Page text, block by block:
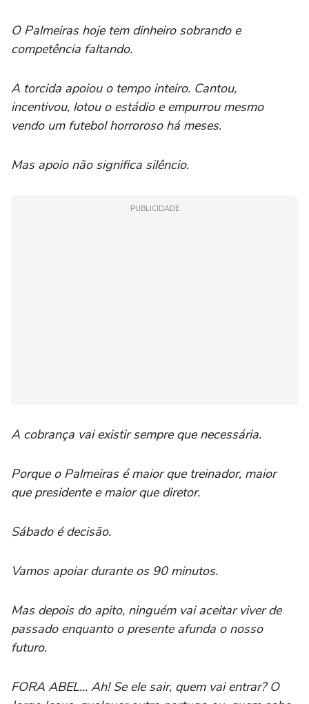
O Palmeiras hoje tem dinheiro sobrando e
competência faltando.
A torcida apoiou o tempo inteiro. Cantou,
incentivou, lotou o estádio e empurrou mesmo
vendo um futebol horroroso há meses.
Mas apoio não significa silêncio.
PUBLICIDADE
A cobrança vai existir sempre que necessária.
Porque o Palmeiras é maior que treinador, maior
que presidente e maior que diretor.
Sábado é decisão.
Vamos apoiar durante os 90 minutos.
Mas depois do apito, ninguém vai aceitar viver de
passado enquanto o presente afunda o nosso
futuro.
FORA ABEL... Ah! Se ele sair, quem vai entrar? O